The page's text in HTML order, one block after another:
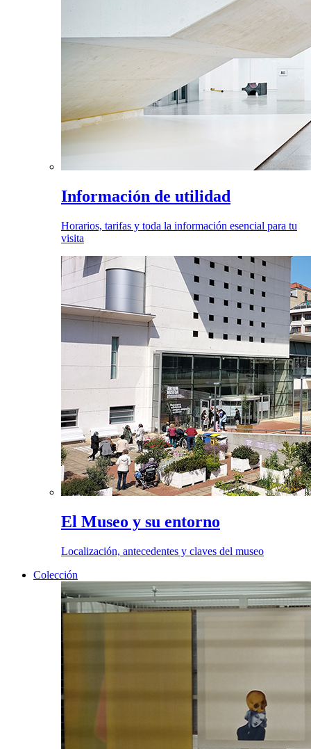
Información de utilidad
Horarios, tarifas y toda la información esencial para tu
visita
El Museo y su entorno
Localización, antecedentes y claves del museo
Colección